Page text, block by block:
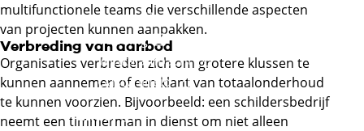
Groen
Externe link
Voeding
Externe link
Winkelambacht
Externe link
Gastvrijheid
Externe link
Handel
Externe link
multifunctionele teams die verschillende aspecten
van projecten kunnen aanpakken.
Verbreding van aanbod
Organisaties verbreden zich om grotere klussen te
kunnen aannemen of een klant van totaalonderhoud
te kunnen voorzien. Bijvoorbeeld: een schildersbedrijf
neemt een timmerman in dienst om niet alleen